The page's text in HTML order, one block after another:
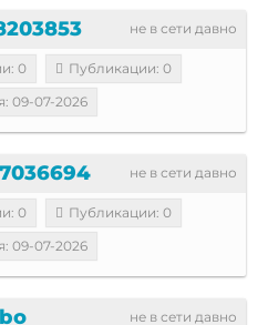
не в сети давно
0
Публикации: 0
09-07-2026
не в сети давно
0
Публикации: 0
09-07-2026
не в сети давно